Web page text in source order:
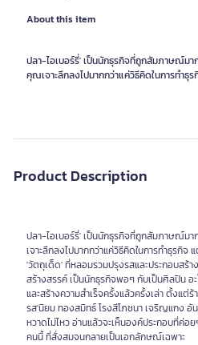
About this item
ปลา-ไอเบอร์รี่' เป็นนักธุรกิจที่ถูกสัมภาษณ์ม
คุณเจาะลึกลงไปมากกว่าแค่วิธีคิดในการทำธุร
Product Description
ปลา-ไอเบอร์รี่' เป็นนักธุรกิจที่ถูกสัมภาษณ์ม
เจาะลึกลงไปมากกว่าแค่วิธีคิดในการทำธุรกิ
'วัตถุเด็ด' ที่หลอมรวมปรุงรสและประกอบสร้
สร้างสรรค์ เป็นนักธุรกิจพอๆ กับเป็นศิลปิน อ
และสร้างความสำเร็จครั้งแล้วครั้งเล่า ตั้งแต่
รส'นิยม ทองสมิทธ์ โรงสีโภชนา เจริญแกง อั
หวาดไม่ไหว อ่านแล้วจะเห็นองค์ประกอบที่ค่
คนนี้ ที่สั่งสมจนกลายเป็นเอกลักษณ์เฉพาะ